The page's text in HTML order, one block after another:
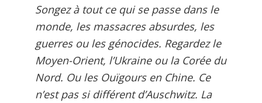
Songez à tout ce qui se passe dans le
monde, les massacres absurdes, les
guerres ou les génocides. Regardez le
Moyen-Orient, l’Ukraine ou la Corée du
Nord. Ou les Ouïgours en Chine. Ce
n’est pas si différent d’Auschwitz. La